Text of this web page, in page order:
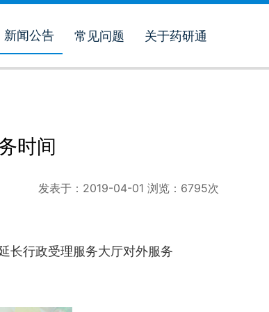
新闻公告 常见问题 关于药研通
时间
发表于： 2019-04-01 浏览： 6795次
长行政受理服务大厅对外服务